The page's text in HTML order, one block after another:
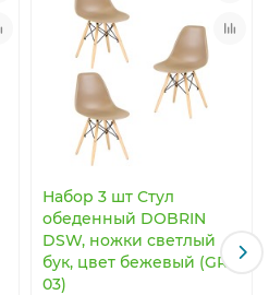
Набор 3 шт Стул
обеденный DOBRIN
DSW, ножки светлый
бук, цвет бежевый (GR-
03)